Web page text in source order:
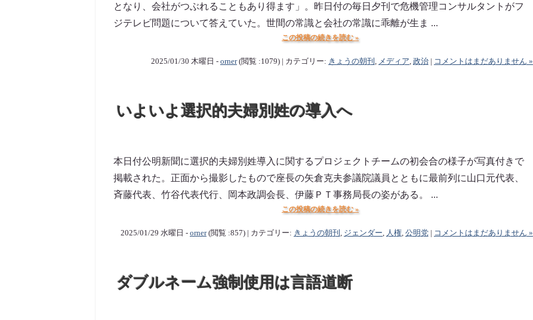
となり、会社がつぶれることもあり得ます」。昨日付の毎日夕刊で危機管理コンサルタントがフ
ジテレビ問題について答えていた。世間の常識と会社の常識に乖離が生ま ...
この投稿の続きを読む »
2025/01/30 木曜日 - orner(閲覧 :1079) | カテゴリー: きょうの朝刊 , メディア, 政治| コメントはまだありません »
いよいよ選択的夫婦別姓の導入へ
本日付公明新聞に選択的夫婦別姓導入に関するプロジェクトチームの初会合の様子が写真付きで
掲載された。正面から撮影したもので座長の矢倉克夫参議院議員とともに最前列に山口元代表、
斉藤代表、竹谷代表代行、岡本政調会長、伊藤ＰＴ事務局長の姿がある。 ...
この投稿の続きを読む »
2025/01/29 水曜日 - orner(閲覧 :857) | カテゴリー: きょうの朝刊 , ジェンダー, 人権, 公明党| コメントはまだありません »
ダブルネーム強制使用は言語道断